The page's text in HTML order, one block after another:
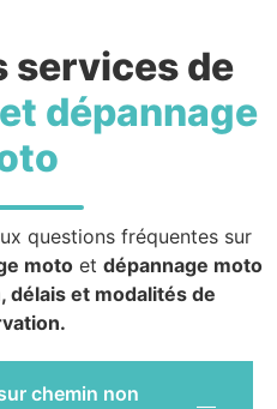
services de
dépannage
questions fréquentes sur
moto et dépannage moto
délais et modalités de
chemin non